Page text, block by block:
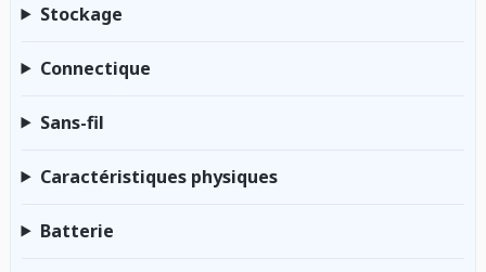
Stockage
Connectique
Sans-fil
Caractéristiques physiques
Batterie